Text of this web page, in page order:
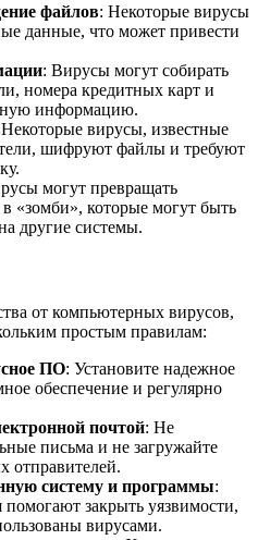
файлов: Некоторые вирусы
данные, что может привести
: Вирусы могут собирать
номера кредитных карт и
информацию.
вирусы, известные
шифруют файлы и требуют
могут превращать
«зомби», которые могут быть
другие системы.
от компьютерных вирусов,
простым правилам:
ПО: Установите надежное
обеспечение и регулярно
почтой: Не
письма и не загружайте
отправителей.
систему и программы:
закрыть уязвимости,
вирусами.